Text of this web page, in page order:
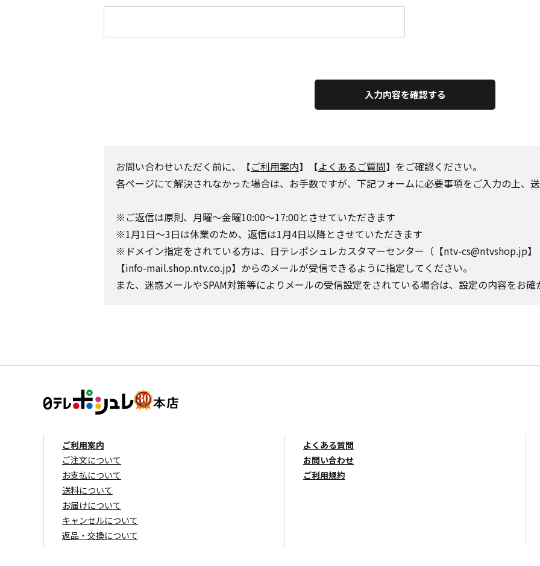
入力内容を確認する
お問い合わせいただく前に、【ご利用案内】【よくあるご質問】をご確認ください。
各ページにて解決されなかった場合は、お手数ですが、下記フォームに必要事項をご入力の上、
※ご返信は原則、月曜～金曜10:00～17:00とさせていただきます
※1月1日～3日は休業のため、返信は1月4日以降とさせていただきます
※ドメイン指定をされている方は、日テレポシュレカスタマーセンター（【ntv-cs@ntvshop.jp
【info-mail.shop.ntv.co.jp】からのメールが受信できるように指定してください。
また、迷惑メールやSPAM対策等によりメールの受信設定をされている場合は、設定の内容をお
ご利用案内
ご注文について
お支払について
送料について
お届けについて
キャンセルについて
返品・交換について
よくある質問
お問い合わせ
ご利用規約